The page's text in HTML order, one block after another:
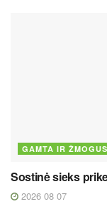
GAMTA IR ŽMOGUS
Sostinė sieks
2026 08 07